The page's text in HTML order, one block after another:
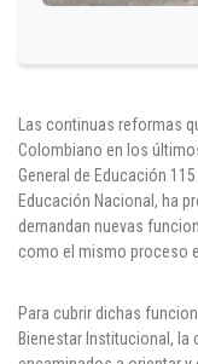
Las continuas reformas
Colombiano en los
General de Educación
Educación Nacional, ha
demandan nuevas
como el mismo proceso
Para cubrir dichas
Bienestar Institucional,
Cl